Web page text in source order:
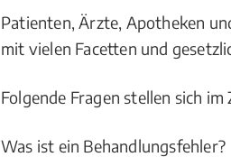
Patienten, Ärzte, Apotheken
mit vielen Facetten und
Folgende Fragen stellen sich
Was ist ein Behandlungsfehler?